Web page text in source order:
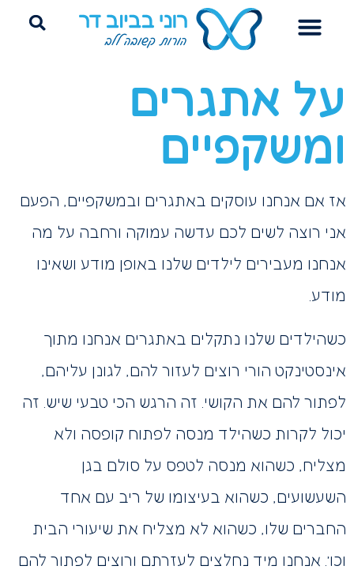
על אתגרים
ומשקפיים
אז אם אנחנו עוסקים באתגרים ובמשקפיים, הפעם
אני רוצה לשים לכם עדשה עמוקה ורחבה על מה
אנחנו מעבירים לילדים שלנו באופן מודע ושאינו
מודע.
כשהילדים שלנו נתקלים באתגרים אנחנו מתוך
אינסטינקט הורי רוצים לעזור להם, לגונן עליהם,
לפתור להם את הקושי. זה הרגש הכי טבעי שיש. זה
יכול לקרות כשהילד מנסה לפתוח קופסה ולא
מצליח, כשהוא מנסה לטפס על סולם בגן
השעשועים, כשהוא בעיצומו של ריב עם אחד
החברים שלו, כשהוא לא מצליח את שיעורי הבית
וכו’. אנחנו מיד נחלצים לעזרתם ורוצים לפתור להם